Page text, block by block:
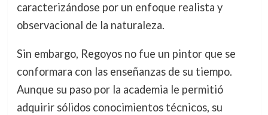
caracterizándose por un enfoque realista y
observacional de la naturaleza.
Sin embargo, Regoyos no fue un pintor que se
conformara con las enseñanzas de su tiempo.
Aunque su paso por la academia le permitió
adquirir sólidos conocimientos técnicos, su